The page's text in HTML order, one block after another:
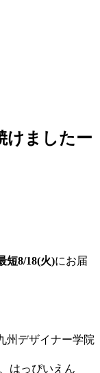
けましたー
短8/18(火)にお届
州デザイナー学院
はっぴいえん